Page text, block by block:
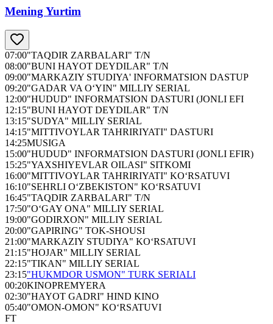
Mening Yurtim
07:00"TAQDIR ZARBALARI" T/N
08:00"BUNI HAYOT DEYDILAR" T/N
09:00"MARKAZIY STUDIYA' INFORMATSION DASTUP
09:20"GADAR VA O‘YIN" MILLIY SERIAL
12:00"HUDUD" INFORMATSION DASTURI (JONLI EFI
12:15"BUNI HAYOT DEYDILAR" T/N
13:15"SUDYA" MILLIY SERIAL
14:15"MITTIVOYLAR TAHRIRIYATI" DASTURI
14:25MUSIGA
15:00"HUDUD" INFORMATSION DASTURI (JONLI EFIR)
15:25"YAXSHIYEVLAR OILASI" SITKOMI
16:00"MITTIVOYLAR TAHRIRIYATI" KO‘RSATUVI
16:10"SEHRLI O‘ZBEKISTON" KO‘RSATUVI
16:45"TAQDIR ZARBALARI" T/N
17:50"O‘GAY ONA" MILLIY SERIAL
19:00"GODIRXON" MILLIY SERIAL
20:00"GAPIRING" TOK-SHOUSI
21:00"MARKAZIY STUDIYA" KO‘RSATUVI
21:15"HOJAR" MILLIY SERIAL
22:15"TIKAN" MILLIY SERIAL
23:15"HUKMDOR USMON" TURK SERIALI
00:20KINOPREMYERA
02:30"HAYOT GADRI" HIND KINO
05:40"OMON-OMON" KO‘RSATUVI
FT